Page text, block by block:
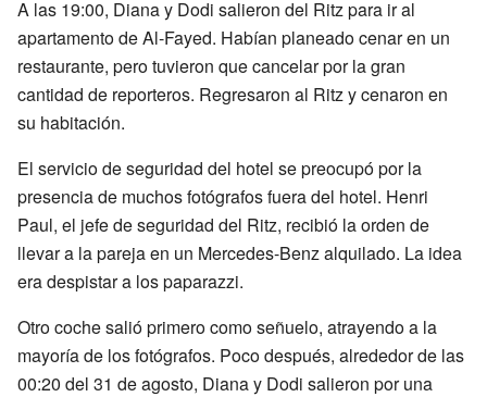
A las 19:00, Diana y Dodi salieron del Ritz para ir al
apartamento de Al-Fayed. Habían planeado cenar en un
restaurante, pero tuvieron que cancelar por la gran
cantidad de reporteros. Regresaron al Ritz y cenaron en
su habitación.
El servicio de seguridad del hotel se preocupó por la
presencia de muchos fotógrafos fuera del hotel. Henri
Paul, el jefe de seguridad del Ritz, recibió la orden de
llevar a la pareja en un Mercedes-Benz alquilado. La idea
era despistar a los paparazzi.
Otro coche salió primero como señuelo, atrayendo a la
mayoría de los fotógrafos. Poco después, alrededor de las
00:20 del 31 de agosto, Diana y Dodi salieron por una